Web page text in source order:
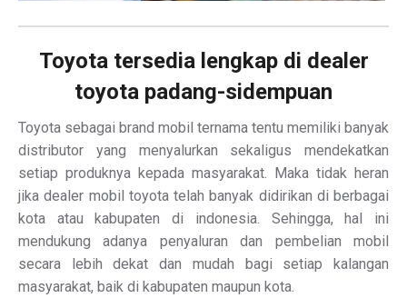
Toyota tersedia lengkap di dealer
toyota padang-sidempuan
Toyota sebagai brand mobil ternama tentu memiliki banyak
distributor yang menyalurkan sekaligus mendekatkan
setiap produknya kepada masyarakat. Maka tidak heran
jika dealer mobil toyota telah banyak didirikan di berbagai
kota atau kabupaten di indonesia. Sehingga, hal ini
mendukung adanya penyaluran dan pembelian mobil
secara lebih dekat dan mudah bagi setiap kalangan
masyarakat, baik di kabupaten maupun kota.